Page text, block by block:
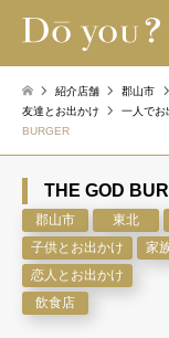
紹介店舗 郡山市
友達とお出かけ
一人でお
BURGER
THE GOD
郡山市 東北
子供とお出かけ
家
恋人とお出かけ
飲食店